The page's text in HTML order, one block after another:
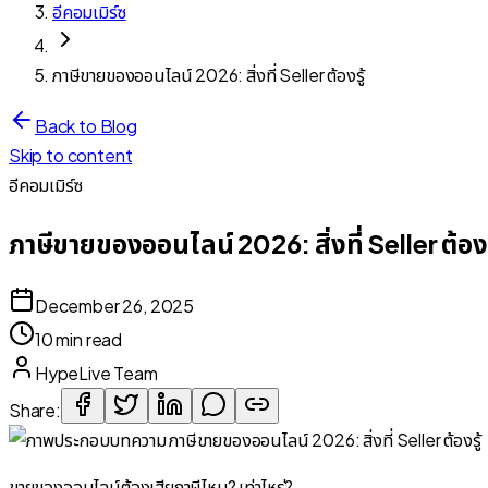
อีคอมเมิร์ซ
ภาษีขายของออนไลน์ 2026: สิ่งที่ Seller ต้องรู้
Back to Blog
Skip to content
อีคอมเมิร์ซ
ภาษีขายของออนไลน์ 2026: สิ่งที่ Seller ต้อ
December 26, 2025
10 min read
HypeLive Team
Share: